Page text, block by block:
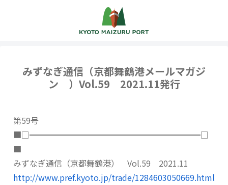
みずなぎ通信（京都舞鶴港メールマガジ
ン ）Vol.59 2021.11発行
第59号
■□━━━━━━━━━━━━━━━━━━━━━□
■
みずなぎ通信（京都舞鶴港） Vol.59 2021.11
http://www.pref.kyoto.jp/trade/1284603050669.html